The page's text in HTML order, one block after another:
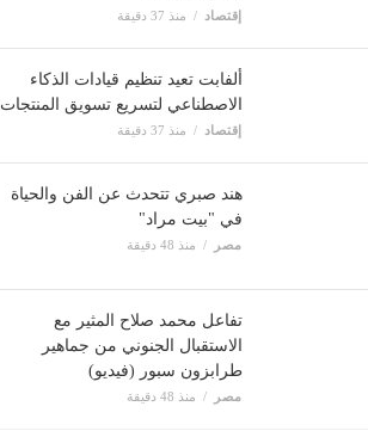
إقتصاد منذ 37 دقيقة
ألفابت تعيد تنظيم قيادات الذكاء
الاصطناعي لتسريع تسويق المنتجات
إقتصاد منذ 37 دقيقة
هند صبري تتحدث عن الفن والحياة
في "بيت مراد"
مصر منذ 48 دقيقة
تفاعل محمد صلاح المثير مع
الاستقبال الجنوني من جماهير
طرابزون سبور (فيديو)
مصر منذ 48 دقيقة